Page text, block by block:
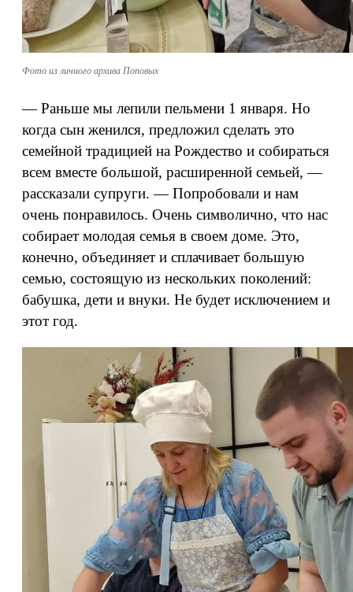
Фото из личного архива Поповых
— Раньше мы лепили пельмени 1 января. Но
когда сын женился, предложил сделать это
семейной традицией на Рождество и собираться
всем вместе большой, расширенной семьей, —
рассказали супруги. — Попробовали и нам
очень понравилось. Очень символично, что нас
собирает молодая семья в своем доме. Это,
конечно, объединяет и сплачивает большую
семью, состоящую из нескольких поколений:
бабушка, дети и внуки. Не будет исключением и
этот год.